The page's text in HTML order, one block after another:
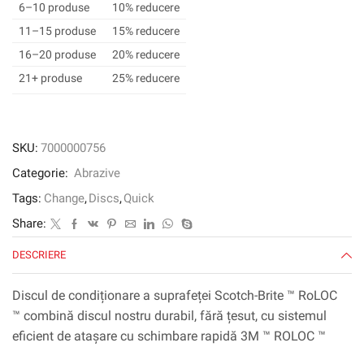
Disc
de
condiționare
76
A
CRS,
6–10 produse
10% reducere
11–15 produse
15% reducere
16–20 produse
20% reducere
21+ produse
25% reducere
SKU: 7000000756
Categorie: Abrazive
Tags: Change,Discs,Quick
Share:
DESCRIERE
Discul de condiționare a suprafeței Scotch-Brite ™ RoLOC
™ combină discul nostru durabil, fără țesut, cu sistemul
eficient de atașare cu schimbare rapidă 3M ™ ROLOC ™